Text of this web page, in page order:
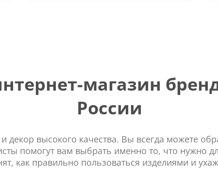
магазин
России
декор высокого качества. Вы всегда можете
помогут вам выбрать именно то, что нужно
как правильно пользоваться изделиями и